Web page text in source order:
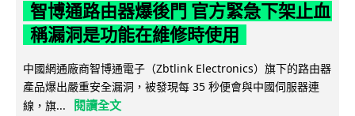
智博通路由器爆後門 官方緊急下架止血
稱漏洞是功能在維修時使用
中國網通廠商智博通電子（Zbtlink Electronics）旗下的路由器
產品爆出嚴重安全漏洞，被發現每 35 秒便會與中國伺服器連
線，旗...
閱讀全文